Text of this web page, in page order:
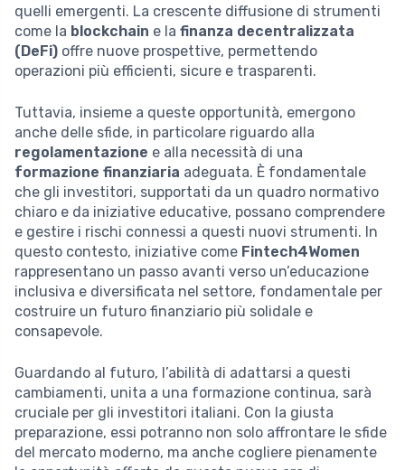
quelli emergenti. La crescente diffusione di strumenti
come la blockchain e la finanza decentralizzata
(DeFi) offre nuove prospettive, permettendo
operazioni più efficienti, sicure e trasparenti.
Tuttavia, insieme a queste opportunità, emergono
anche delle sfide, in particolare riguardo alla
regolamentazione e alla necessità di una
formazione finanziaria adeguata. È fondamentale
che gli investitori, supportati da un quadro normativo
chiaro e da iniziative educative, possano comprendere
e gestire i rischi connessi a questi nuovi strumenti. In
questo contesto, iniziative come Fintech4Women
rappresentano un passo avanti verso un’educazione
inclusiva e diversificata nel settore, fondamentale per
costruire un futuro finanziario più solidale e
consapevole.
Guardando al futuro, l’abilità di adattarsi a questi
cambiamenti, unita a una formazione continua, sarà
cruciale per gli investitori italiani. Con la giusta
preparazione, essi potranno non solo affrontare le sfide
del mercato moderno, ma anche cogliere pienamente